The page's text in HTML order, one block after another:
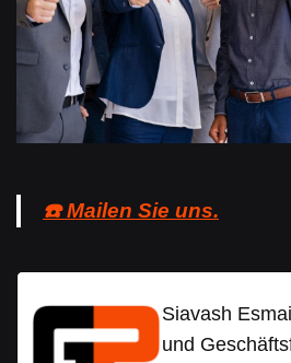
☎️ Mailen Sie uns.
Siavash
und